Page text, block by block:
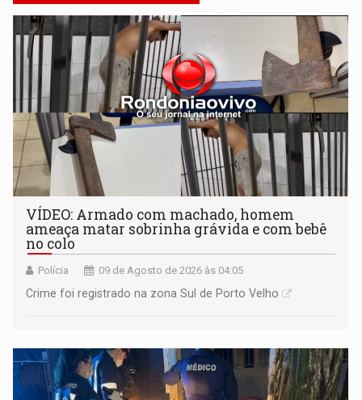
VÍDEO: Armado com machado, homem
ameaça matar sobrinha grávida e com bebê
no colo
Polícia 09 de Agosto de 2026 às 04:05
Crime foi registrado na zona Sul de Porto Velho